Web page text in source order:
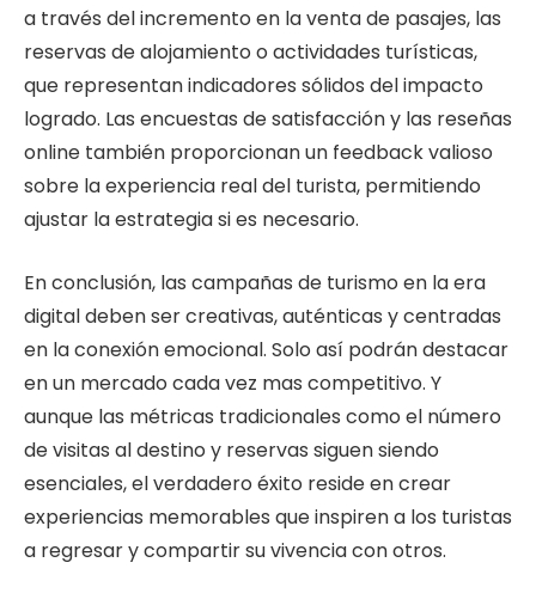
a través del incremento en la venta de pasajes, las
reservas de alojamiento o actividades turísticas,
que representan indicadores sólidos del impacto
logrado. Las encuestas de satisfacción y las reseñas
online también proporcionan un feedback valioso
sobre la experiencia real del turista, permitiendo
ajustar la estrategia si es necesario.
En conclusión, las campañas de turismo en la era
digital deben ser creativas, auténticas y centradas
en la conexión emocional. Solo así podrán destacar
en un mercado cada vez mas competitivo. Y
aunque las métricas tradicionales como el número
de visitas al destino y reservas siguen siendo
esenciales, el verdadero éxito reside en crear
experiencias memorables que inspiren a los turistas
a regresar y compartir su vivencia con otros.